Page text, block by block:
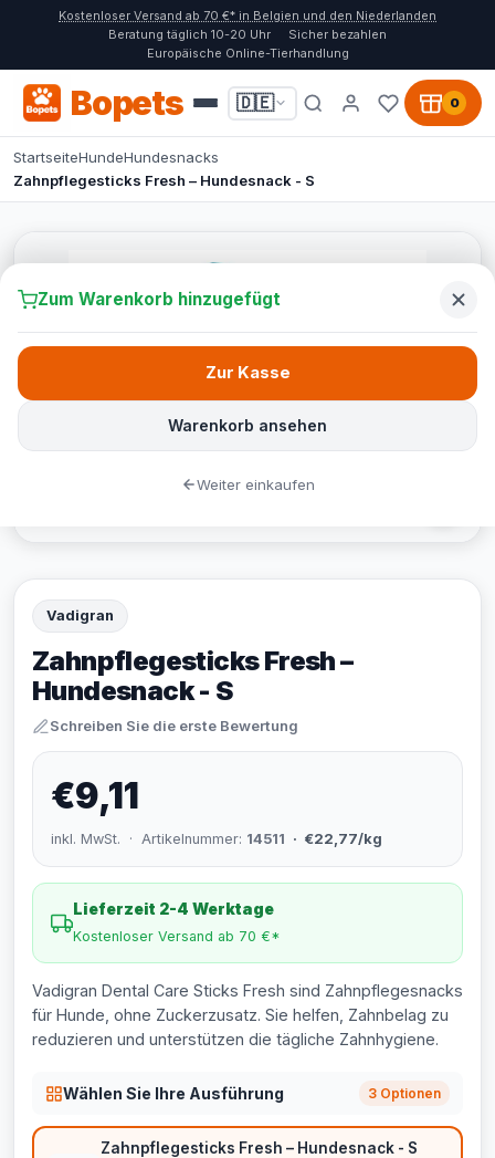
Kostenloser Versand ab 70 €* in Belgien und den Niederlanden
Beratung täglich 10-20 Uhr
Sicher bezahlen
Europäische Online-Tierhandlung
Bopets 🇩🇪 0
StartseiteHundeHundesnacks
Zahnpflegesticks Fresh – Hundesnack - S
Vadigran
Zahnpflegesticks Fresh –
Hundesnack - S
Schreiben Sie die erste Bewertung
€9,11
inkl. MwSt. · Artikelnummer: 14511 · €22,77/kg
Lieferzeit 2-4 Werktage
Kostenloser Versand ab 70 €*
Vadigran Dental Care Sticks Fresh sind Zahnpflegesnacks
für Hunde, ohne Zuckerzusatz. Sie helfen, Zahnbelag zu
reduzieren und unterstützen die tägliche Zahnhygiene.
Wählen Sie Ihre Ausführung 3 Optionen
Zahnpflegesticks Fresh – Hundesnack - S
Zum Warenkorb hinzugefügt
Warenkorb ansehen
Zur Kasse
Weiter einkaufen